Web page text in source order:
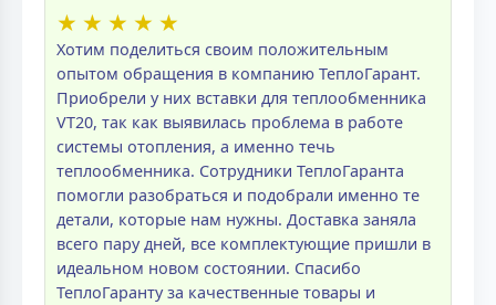
★ ★ ★ ★ ★
Хотим поделиться своим положительным
опытом обращения в компанию ТеплоГарант.
Приобрели у них вставки для теплообменника
VT20, так как выявилась проблема в работе
системы отопления, а именно течь
теплообменника. Сотрудники ТеплоГаранта
помогли разобраться и подобрали именно те
детали, которые нам нужны. Доставка заняла
всего пару дней, все комплектующие пришли в
идеальном новом состоянии. Спасибо
ТеплоГаранту за качественные товары и